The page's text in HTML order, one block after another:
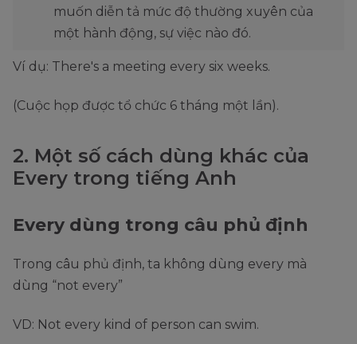
muốn diễn tả mức độ thường xuyên của
một hành động, sự việc nào đó.
Ví dụ: There's a meeting every six weeks.
(Cuộc họp được tổ chức 6 tháng một lần).
2. Một số cách dùng khác của
Every trong tiếng Anh
Every dùng trong câu phủ định
Trong câu phủ định, ta không dùng every mà
dùng “not every”
VD: Not every kind of person can swim.